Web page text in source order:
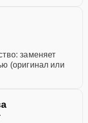
заменяет
(оригинал или